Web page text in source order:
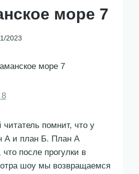
море 7
2023
море 7
8
помнит, что у
А и план Б. План А
после прогулки в
шоу мы возвращаемся